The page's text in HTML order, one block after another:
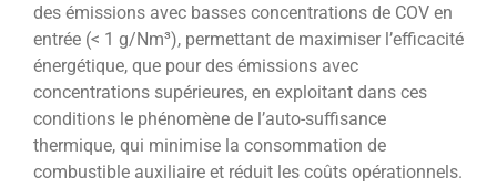
des émissions avec basses concentrations de COV en
entrée (< 1 g/Nm³), permettant de maximiser l’efficacité
énergétique, que pour des émissions avec
concentrations supérieures, en exploitant dans ces
conditions le phénomène de l’auto-suffisance
thermique, qui minimise la consommation de
combustible auxiliaire et réduit les coûts opérationnels.